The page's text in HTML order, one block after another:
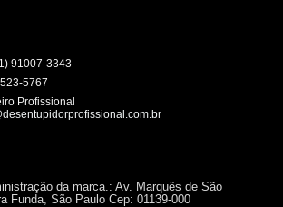
91007-3343
5767
Profissional
da marca.: Av. Marquês de São
Funda, São Paulo Cep: 01139-000